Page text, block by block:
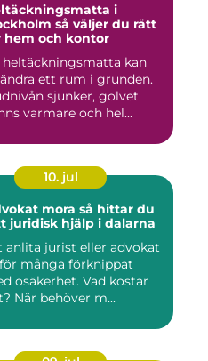
i
så väljer du rätt
hem och kontor
heltäckningsmatta kan
ett rum i grunden.
sjunker, golvet
varmare och hel...
10. jul
mora så hittar du
juridisk hjälp i dalarna
anlita jurist eller advokat
många förknippat
osäkerhet. Vad kostar
När behöver m...